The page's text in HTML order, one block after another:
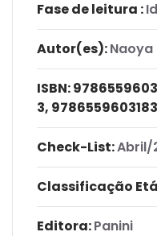
Fase de leitura :
Autor(es):
ISBN:
3, 9786559603183
Check-List:Abril/
Classificação
Editora:Panini